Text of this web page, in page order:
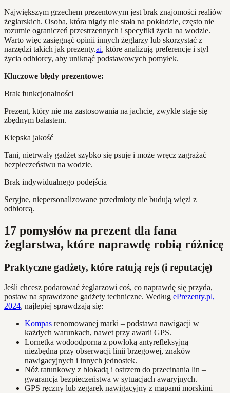
Największym grzechem prezentowym jest brak znajomości realiów
żeglarskich. Osoba, która nigdy nie stała na pokładzie, często nie
rozumie ograniczeń przestrzennych i specyfiki życia na wodzie.
Warto więc zasięgnąć opinii innych żeglarzy lub skorzystać z
narzędzi takich jak prezenty.ai, które analizują preferencje i styl
życia odbiorcy, aby uniknąć podstawowych pomyłek.
Kluczowe błędy prezentowe:
Brak funkcjonalności
Prezent, który nie ma zastosowania na jachcie, zwykle staje się
zbędnym balastem.
Kiepska jakość
Tani, nietrwały gadżet szybko się psuje i może wręcz zagrażać
bezpieczeństwu na wodzie.
Brak indywidualnego podejścia
Seryjne, niepersonalizowane przedmioty nie budują więzi z
odbiorcą.
17 pomysłów na prezent dla fana
żeglarstwa, które naprawdę robią różnicę
Praktyczne gadżety, które ratują rejs (i reputację)
Jeśli chcesz podarować żeglarzowi coś, co naprawdę się przyda,
postaw na sprawdzone gadżety techniczne. Według ePrezenty.pl,
2024, najlepiej sprawdzają się:
Kompas renomowanej marki – podstawa nawigacji w
każdych warunkach, nawet przy awarii GPS.
Lornetka wodoodporna z powłoką antyrefleksyjną –
niezbędna przy obserwacji linii brzegowej, znaków
nawigacyjnych i innych jednostek.
Nóż ratunkowy z blokadą i ostrzem do przecinania lin –
gwarancja bezpieczeństwa w sytuacjach awaryjnych.
GPS ręczny lub zegarek nawigacyjny z mapami morskimi –